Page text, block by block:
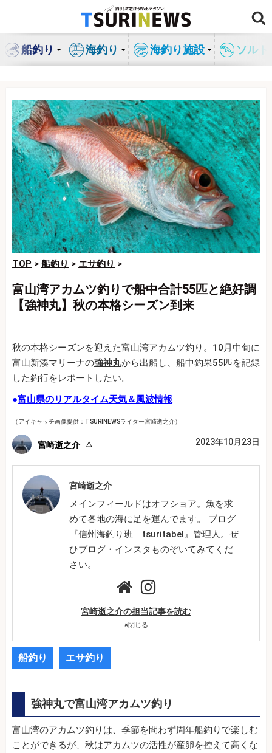
ン
船釣り 海釣り 海釣り施設 ソル
TOP > 船釣り > エサ釣り >
富山湾アカムツ釣りで船中合計55匹と絶好調
【強神丸】秋の本格シーズン到来
秋の本格シーズンを迎えた富山湾アカムツ釣り。10月中旬に
富山新湊マリーナの強神丸から出船し、船中釣果55匹を記録
した釣行をレポートしたい。
●富山県のリアルタイム天気＆風波情報
（アイキャッチ画像提供：TSURINEWSライター宮崎逝之介）
宮崎逝之介 2023年10月23日
宮崎逝之介
メインフィールドはオフショア。魚を求
めて各地の海に足を運んでます。 ブログ
『信州海釣り班 tsuritabel』管理人。ぜ
ひブログ・インスタものぞいてみてくだ
さい。
宮崎逝之介の担当記事を読む
×閉じる
船釣り エサ釣り
強神丸で富山湾アカムツ釣り
富山湾のアカムツ釣りは、季節を問わず周年船釣りで楽しむ
ことができるが、秋はアカムツの活性が産卵を控えて高くな